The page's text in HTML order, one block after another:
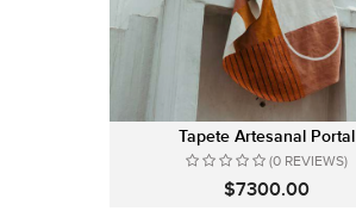
Tapete Artesanal Portal
(0 REVIEWS)
$7300.00